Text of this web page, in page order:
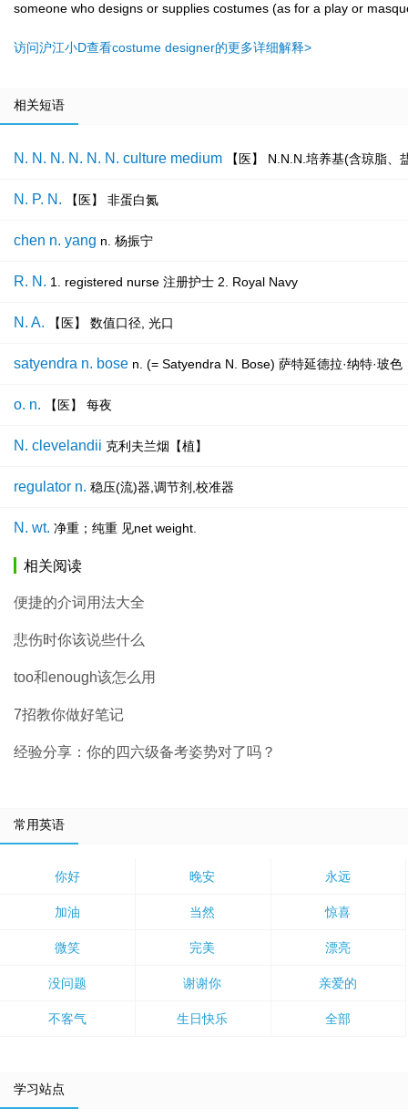
someone who designs or supplies costumes (as for a play or
访问沪江小D查看costume designer的更多详细解释>
相关短语
N. N. N. N. N. N. culture medium 【医】 N.N.N.培养基(含琼脂
N. P. N. 【医】 非蛋白氮
chen n. yang n. 杨振宁
R. N. 1. registered nurse 注册护士 2. Royal Navy
N. A. 【医】 数值口径, 光口
satyendra n. bose n. (= Satyendra N. Bose) 萨特延德拉·纳特·玻
o. n. 【医】 每夜
N. clevelandii 克利夫兰烟【植】
regulator n. 稳压(流)器,调节剂,校准器
N. wt. 净重；纯重 见net weight.
相关阅读
便捷的介词用法大全
悲伤时你该说些什么
too和enough该怎么用
7招教你做好笔记
经验分享：你的四六级备考姿势对了吗？
常用英语
你好 晚安 永远
加油 当然 惊喜
微笑 完美 漂亮
没问题 谢谢你 亲爱的
不客气 生日快乐 全部
学习站点